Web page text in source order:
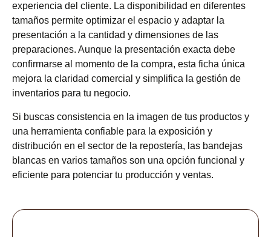
experiencia del cliente. La disponibilidad en diferentes
tamaños permite optimizar el espacio y adaptar la
presentación a la cantidad y dimensiones de las
preparaciones. Aunque la presentación exacta debe
confirmarse al momento de la compra, esta ficha única
mejora la claridad comercial y simplifica la gestión de
inventarios para tu negocio.
Si buscas consistencia en la imagen de tus productos y
una herramienta confiable para la exposición y
distribución en el sector de la repostería, las bandejas
blancas en varios tamaños son una opción funcional y
eficiente para potenciar tu producción y ventas.